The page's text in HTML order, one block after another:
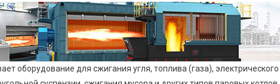
оборудование для сжигания угля, топлива (газа),